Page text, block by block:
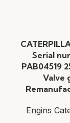
Serial
PAB04519
Valve
Engins